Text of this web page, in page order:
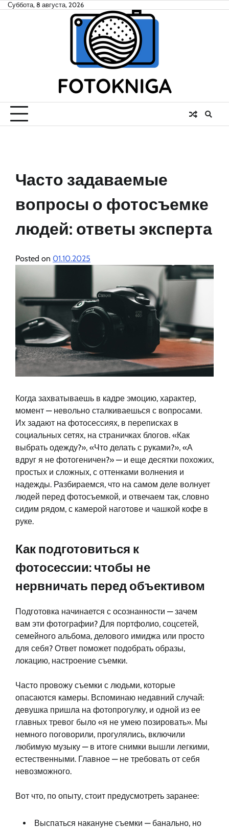
SkipСуббота, 8 августа, 2026
Часто задаваемые
вопросы о фотосъемке
людей: ответы эксперта
Posted on 01.10.2025
Когда захватываешь в кадре эмоцию, характер,
момент — невольно сталкиваешься с вопросами.
Их задают на фотосессиях, в переписках в
социальных сетях, на страничках блогов. «Как
выбрать одежду?», «Что делать с руками?», «А
вдруг я не фотогеничен?» — и еще десятки похожих,
простых и сложных, с оттенками волнения и
надежды. Разбираемся, что на самом деле волнует
людей перед фотосъемкой, и отвечаем так, словно
сидим рядом, с камерой наготове и чашкой кофе в
руке.
Как подготовиться к
фотосессии: чтобы не
нервничать перед объективом
Подготовка начинается с осознанности — зачем
вам эти фотографии? Для портфолио, соцсетей,
семейного альбома, делового имиджа или просто
для себя? Ответ поможет подобрать образы,
локацию, настроение съемки.
Часто провожу съемки с людьми, которые
опасаются камеры. Вспоминаю недавний случай:
девушка пришла на фотопрогулку, и одной из ее
главных тревог было «я не умею позировать». Мы
немного поговорили, прогулялись, включили
любимую музыку — в итоге снимки вышли легкими,
естественными. Главное — не требовать от себя
невозможного.
Вот что, по опыту, стоит предусмотреть заранее:
Выспаться накануне съемки — банально, но